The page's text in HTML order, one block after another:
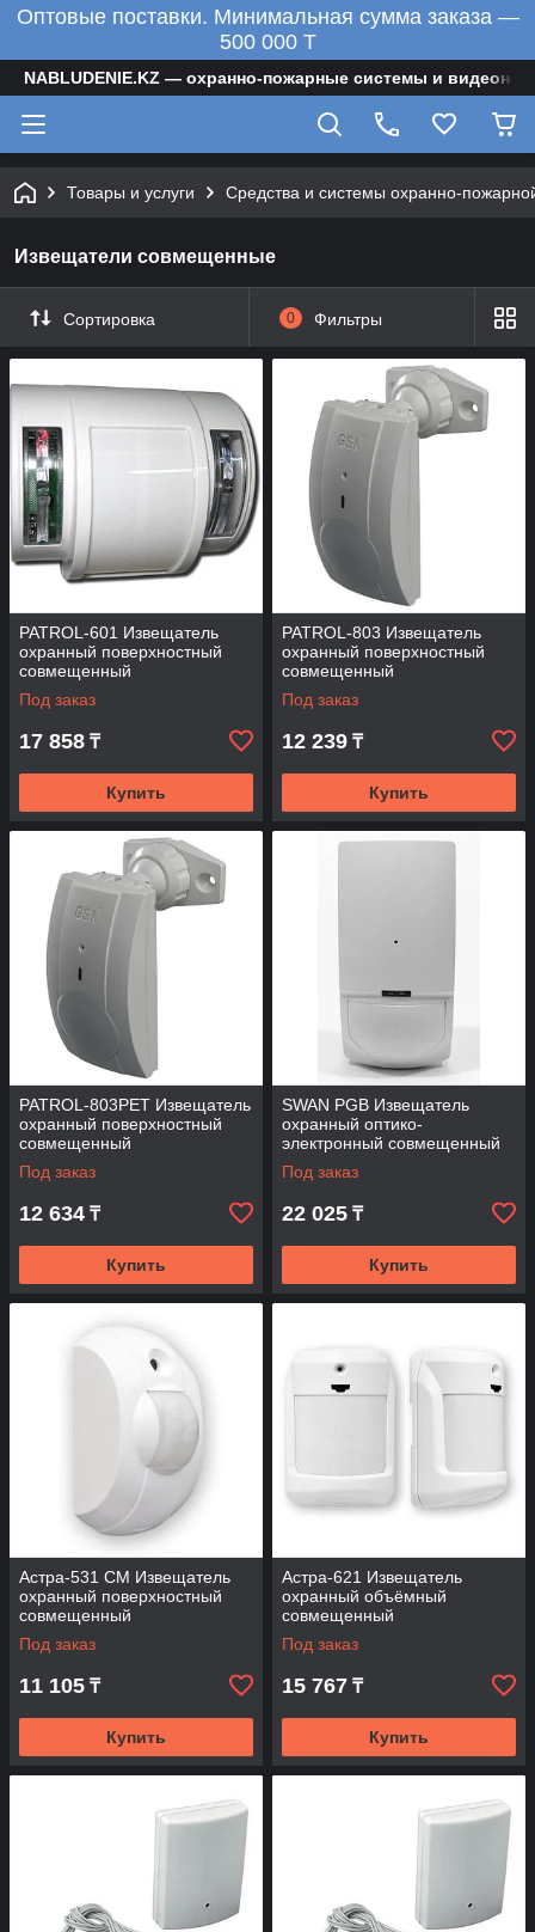
Оптовые поставки. Минимальная сумма заказа —
500 000 T
NABLUDENIE.KZ — охранно-пожарные системы и
Товары и услуги Средства и системы охранно-
Извещатели совмещенные
Сортировка 0 Фильтры
PATROL-601 Извещатель
охранный поверхностный
совмещенный
Под заказ
17 858 ₸
Купить
PATROL-803 Извещатель
охранный поверхностный
совмещенный
Под заказ
12 239 ₸
Купить
PATROL-803PET Извещатель
охранный поверхностный
совмещенный
Под заказ
12 634 ₸
Купить
SWAN PGB Извещатель
охранный оптико-
электронный совмещенный
Под заказ
22 025 ₸
Купить
Астра-531 СМ Извещатель
охранный поверхностный
совмещенный
Под заказ
11 105 ₸
Купить
Астра-621 Извещатель
охранный объёмный
совмещенный
Под заказ
15 767 ₸
Купить